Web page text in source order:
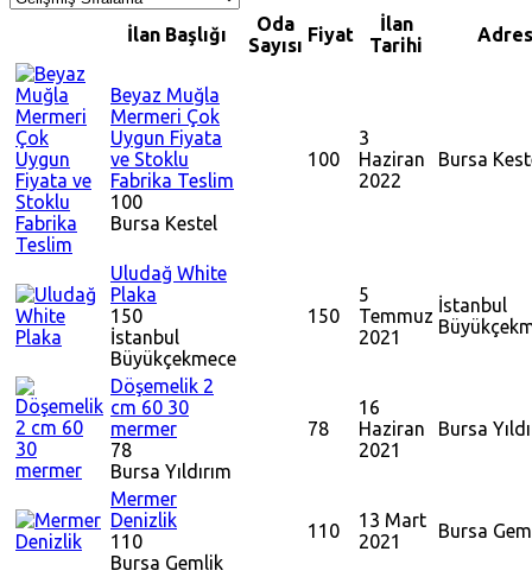
İlan Başlığı
Oda
Sayısı Fiyat
İlan
Tarihi
Adres
Beyaz Muğla
Mermeri Çok
Uygun Fiyata
ve Stoklu
Fabrika Teslim
100
Bursa Kestel
100
3
Haziran
2022
Bursa
Uludağ White
Plaka
150
İstanbul
Büyükçekmece
150
5
Temmuz
2021
İstanbul
Döşemelik 2
cm 60 30
mermer
78
Bursa Yıldırım
78
16
Haziran
2021
Bursa
Mermer
Denizlik
110
Bursa Gemlik
110
13 Mart
2021
Bursa